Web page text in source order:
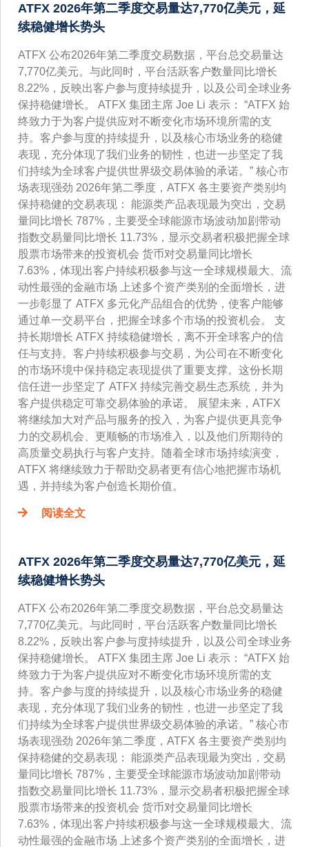
ATFX 2026年第二季度交易量达7,770亿美元，延
续稳健增长势头
ATFX 公布2026年第二季度交易数据，平台总交易量达
7,770亿美元。与此同时，平台活跃客户数量同比增长
8.22%，反映出客户参与度持续提升，以及公司全球业务
保持稳健增长。 ATFX 集团主席 Joe Li 表示： “ATFX 始
终致力于为客户提供应对不断变化市场环境所需的支
持。客户参与度的持续提升，以及核心市场业务的稳健
表现，充分体现了我们业务的韧性，也进一步坚定了我
们持续为全球客户提供世界级交易体验的承诺。” 核心市
场表现强劲 2026年第二季度，ATFX 各主要资产类别均
保持稳健的交易表现： 能源类产品表现最为突出，交易
量同比增长 787%，主要受全球能源市场波动加剧带动
指数交易量同比增长 11.73%，显示交易者积极把握全球
股票市场带来的投资机会 货币对交易量同比增长
7.63%，体现出客户持续积极参与这一全球规模最大、流
动性最强的金融市场 上述多个资产类别的全面增长，进
一步彰显了 ATFX 多元化产品组合的优势，使客户能够
通过单一交易平台，把握全球多个市场的投资机会。 支
持长期增长 ATFX 持续稳健增长，离不开全球客户的信
任与支持。客户持续积极参与交易，为公司在不断变化
的市场环境中保持稳定表现提供了重要支撑。这份长期
信任进一步坚定了 ATFX 持续完善交易生态系统，并为
客户提供稳定可靠交易体验的承诺。 展望未来，ATFX
将继续加大对产品与服务的投入，为客户提供更具竞争
力的交易机会、更顺畅的市场准入，以及他们所期待的
高质量交易执行与客户支持。随着全球市场持续演变，
ATFX 将继续致力于帮助交易者更有信心地把握市场机
遇，并持续为客户创造长期价值。
阅读全文
ATFX 2026年第二季度交易量达7,770亿美元，延
续稳健增长势头
ATFX 公布2026年第二季度交易数据，平台总交易量达
7,770亿美元。与此同时，平台活跃客户数量同比增长
8.22%，反映出客户参与度持续提升，以及公司全球业务
保持稳健增长。 ATFX 集团主席 Joe Li 表示： “ATFX 始
终致力于为客户提供应对不断变化市场环境所需的支
持。客户参与度的持续提升，以及核心市场业务的稳健
表现，充分体现了我们业务的韧性，也进一步坚定了我
们持续为全球客户提供世界级交易体验的承诺。” 核心市
场表现强劲 2026年第二季度，ATFX 各主要资产类别均
保持稳健的交易表现： 能源类产品表现最为突出，交易
量同比增长 787%，主要受全球能源市场波动加剧带动
指数交易量同比增长 11.73%，显示交易者积极把握全球
股票市场带来的投资机会 货币对交易量同比增长
7.63%，体现出客户持续积极参与这一全球规模最大、流
动性最强的金融市场 上述多个资产类别的全面增长，进